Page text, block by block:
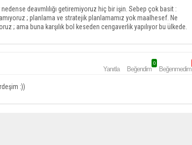
deavmlılığı getiremiyoruz hiç bir işin. Sebep çok basit :
; planlama ve stratejik planlamamız yok maalhesef. Ne
; ama buna karşılık bol keseden cengaverlik yapılıyor bu ülkede.
Yanıtla Beğendim
0
Beğenmedim
:))